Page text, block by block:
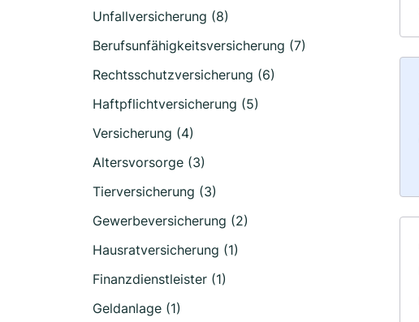
Unfallversicherung (8)
Berufsunfähigkeitsversicherung (7)
Rechtsschutzversicherung (6)
Haftpflichtversicherung (5)
Versicherung (4)
Altersvorsorge (3)
Tierversicherung (3)
Gewerbeversicherung (2)
Hausratversicherung (1)
Finanzdienstleister (1)
Geldanlage (1)